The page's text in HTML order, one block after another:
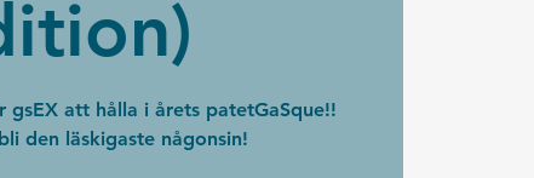
att hålla i årets patetGaSque!!
den läskigaste någonsin!